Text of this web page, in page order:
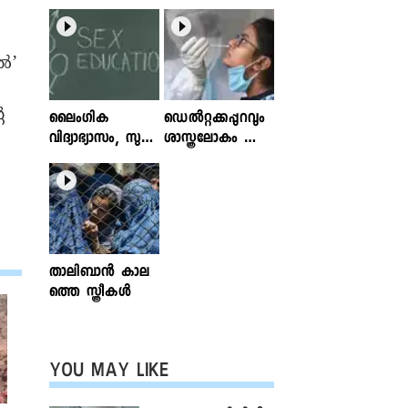
ലൈംഗിക
വിദ്യാഭ്യാസം, സുര
ക്ഷിതവും അ
ല്ലാത്തതുമായ സ്പ
ര്‍ശനങ്ങള്‍; ഇ
ന്‍ഫോക്ലിനിക്ക്
ലേഖനം
വായിക്കാം
ഡെൽറ്റക്കപ്പുറവും
ശാസ്ത്രലോകം ശ്ര
താലിബാന്‍ കാല
ത്തെ സ്ത്രീകള്‍
YOU MAY LIKE